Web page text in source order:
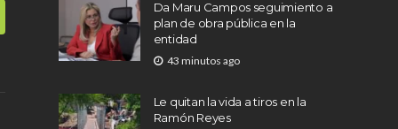
Da Maru Campos seguimiento a
plan de obra pública en la
entidad
43 minutos ago
Le quitan la vida a tiros en la
Ramón Reyes